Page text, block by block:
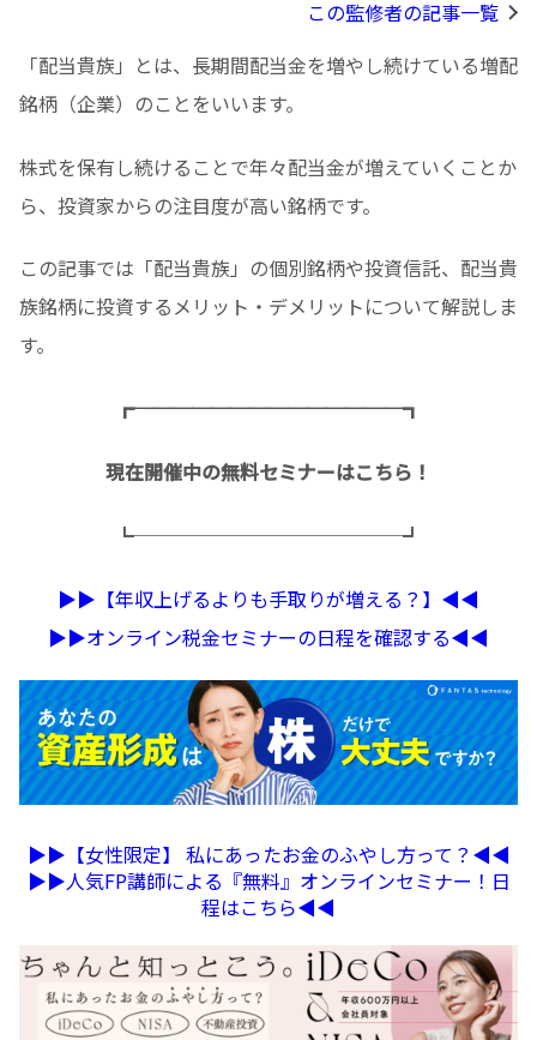
この監修者の記事一覧
「配当貴族」とは、長期間配当金を増やし続けている増配
銘柄（企業）のことをいいます。
株式を保有し続けることで年々配当金が増えていくことか
ら、投資家からの注目度が高い銘柄です。
この記事では「配当貴族」の個別銘柄や投資信託、配当貴
族銘柄に投資するメリット・デメリットについて解説しま
す。
┏──────────────┓
現在開催中の無料セミナーはこちら！
┗──────────────┛
▶︎▶︎【年収上げるよりも手取りが増える？】◀︎◀︎
▶︎▶︎オンライン税金セミナーの日程を確認する◀︎◀︎
▶︎▶︎【女性限定】 私にあったお金のふやし方って？◀︎◀︎
▶︎▶︎人気FP講師による『無料』オンラインセミナー！日
程はこちら◀︎◀︎